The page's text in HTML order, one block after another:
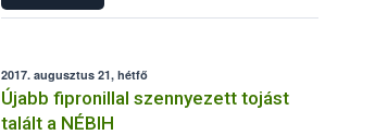
2017. augusztus 21, hétfő
Újabb fipronillal szennyezett tojást
talált a NÉBIH